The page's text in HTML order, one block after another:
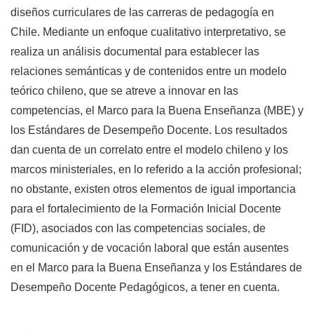
diseños curriculares de las carreras de pedagogía en
Chile. Mediante un enfoque cualitativo interpretativo, se
realiza un análisis documental para establecer las
relaciones semánticas y de contenidos entre un modelo
teórico chileno, que se atreve a innovar en las
competencias, el Marco para la Buena Enseñanza (MBE) y
los Estándares de Desempeño Docente. Los resultados
dan cuenta de un correlato entre el modelo chileno y los
marcos ministeriales, en lo referido a la acción profesional;
no obstante, existen otros elementos de igual importancia
para el fortalecimiento de la Formación Inicial Docente
(FID), asociados con las competencias sociales, de
comunicación y de vocación laboral que están ausentes
en el Marco para la Buena Enseñanza y los Estándares de
Desempeño Docente Pedagógicos, a tener en cuenta.